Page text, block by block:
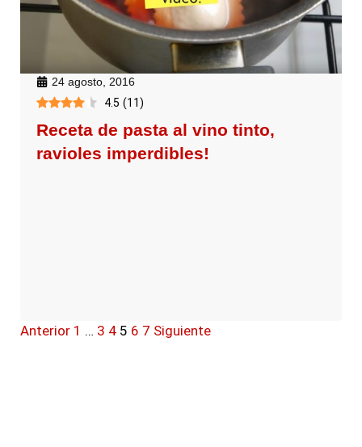
24 agosto, 2016
4.5 (11)
Receta de pasta al vino tinto,
ravioles imperdibles!
Anterior 1 … 3 4 5 6 7 Siguiente